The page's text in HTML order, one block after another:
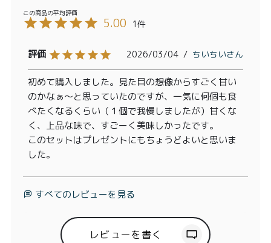
5.00 1
ちいちい
2026/03/04
初めて購入しました。見た目の想像からすごく甘い
のかなぁ〜と思っていたのですが、一気に何個も食
べたくなるくらい（１個で我慢しましたが）甘くな
く、上品な味で、すごーく美味しかったです。
このセットはプレゼントにもちょうどよいと思いま
すべてのレビューを見る
レビューを書く